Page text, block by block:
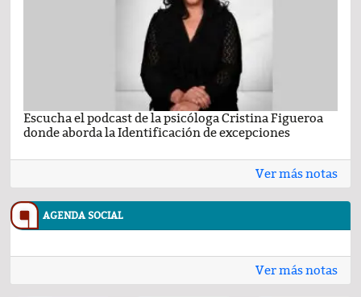
Escucha el podcast de la psicóloga Cristina Figueroa
donde aborda la Identificación de excepciones
Ver más notas
AGENDA SOCIAL
Ver más notas